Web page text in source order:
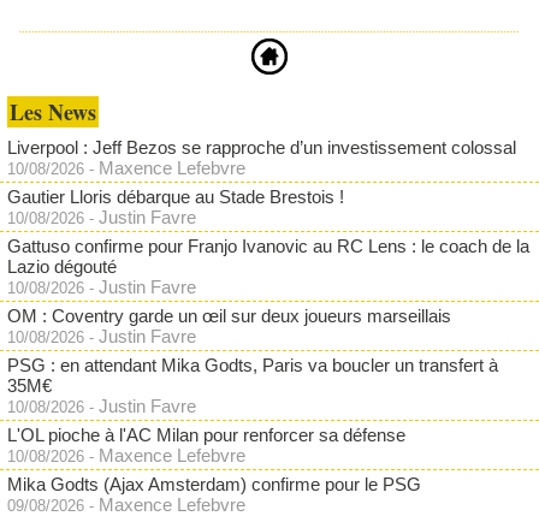
Les News
Liverpool : Jeff Bezos se rapproche d’un investissement colossal
10/08/2026 - Maxence Lefebvre
Gautier Lloris débarque au Stade Brestois !
10/08/2026 - Justin Favre
Gattuso confirme pour Franjo Ivanovic au RC Lens : le coach de la
Lazio dégouté
10/08/2026 - Justin Favre
OM : Coventry garde un œil sur deux joueurs marseillais
10/08/2026 - Justin Favre
PSG : en attendant Mika Godts, Paris va boucler un transfert à
35M€
10/08/2026 - Justin Favre
L'OL pioche à l'AC Milan pour renforcer sa défense
10/08/2026 - Maxence Lefebvre
Mika Godts (Ajax Amsterdam) confirme pour le PSG
09/08/2026 - Maxence Lefebvre